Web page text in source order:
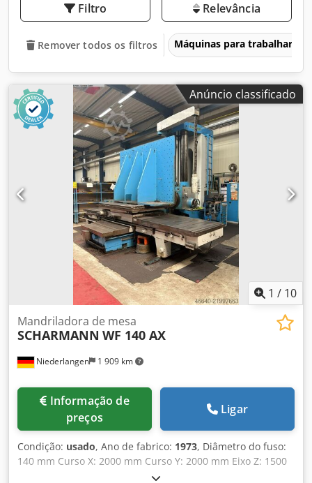
Filtro Relevância
Remover todos os filtros Máquinas para trabalhar
Anúncio classificado
1 / 10
Niederlangen 1 909 km
Mandriladora de mesa
SCHARMANN WF 140 AX
preços
Ligar
Condição: usado, Ano de fabrico: 1973, Diâmetro do fuso:
140 mm Curso X: 2000 mm Curso Y: 2000 mm Eixo Z: 1500
mm Curso do fuso – máx.: 800 mm Cone do fuso: ISO 50